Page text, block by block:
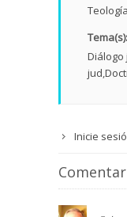
Teología
Tema(s):
Diálogo
jud
Inicie